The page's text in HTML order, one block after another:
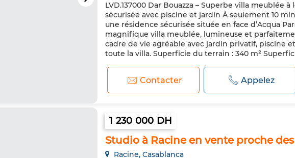
Sécurité
Cuisine équipée Réfrigérateur Four
LVD.137000 Dar Bouazza – Superbe villa meublée
sécurisée avec piscine et jardin À seulement 10
une résidence sécurisée située en face d’Acqua
magnifique villa meublée, lumineuse et
cadre de vie agréable avec jardin privatif, piscine
toute la villa. Superficie du terrain : 340 m²
Contacter Appelez
1 230 000 DH
Studio à Racine en vente proche des
Racine, Casablanca